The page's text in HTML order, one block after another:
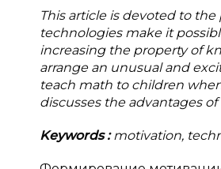
This article is devoted to
technologies make it
increasing the property of
arrange an unusual and
teach math to children
discusses the advantages
Keywords:motivation,